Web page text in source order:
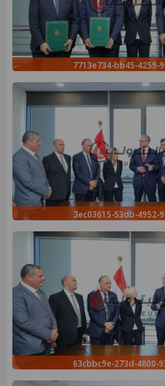
7713e734-bb45-4259-
3ec03615-53db-
63cbbc9e-273d-4800-